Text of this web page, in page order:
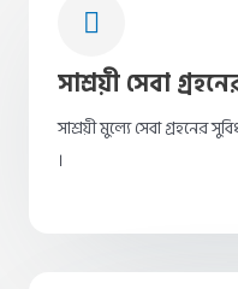
সাশ্রয়ী সেবা
সাশ্রয়ী মুল্যে সেবা গ্রহনের
।